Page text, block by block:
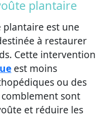
plantaire
est une
à restaurer
Cette intervention
est moins
ou des
sont
et réduire les